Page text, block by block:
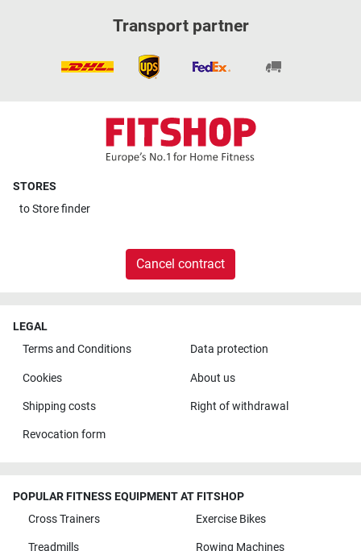
Transport partner
STORES
toStore finder
Cancel contract
LEGAL
Terms and Conditions
Data protection
Cookies About us
Shipping costs Right of withdrawal
Revocation form
POPULAR FITNESS EQUIPMENT AT FITSHOP
Cross Trainers
Exercise Bikes
Treadmills Rowing Machines